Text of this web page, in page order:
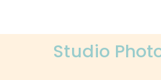
Studio